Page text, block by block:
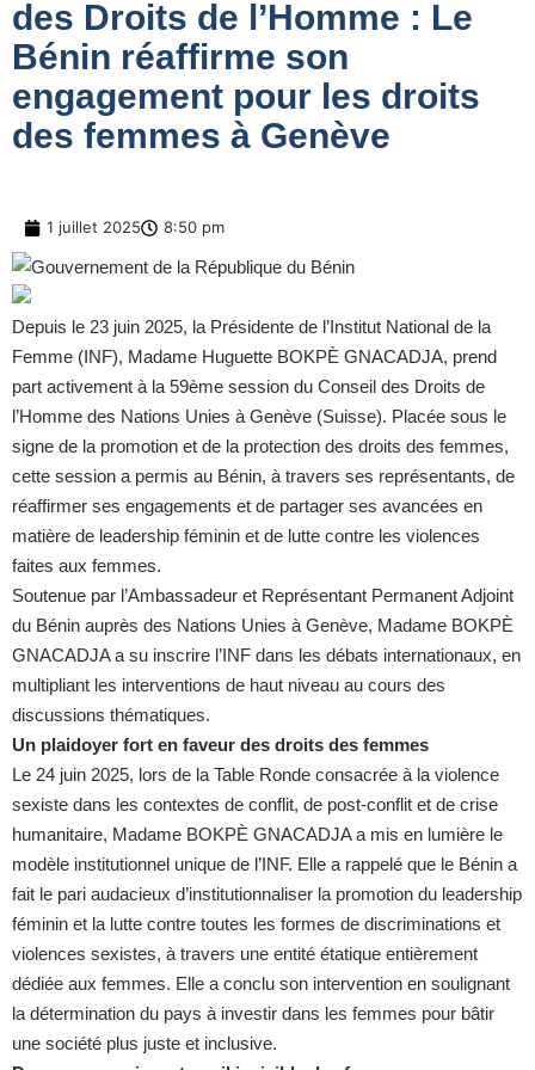
des Droits de l’Homme : Le
Bénin réaffirme son
engagement pour les droits
des femmes à Genève
1 juillet 2025 8:50 pm
Depuis le 23 juin 2025, la Présidente de l’Institut National de la
Femme (INF), Madame Huguette BOKPÈ GNACADJA, prend
part activement à la 59ème session du Conseil des Droits de
l’Homme des Nations Unies à Genève (Suisse). Placée sous le
signe de la promotion et de la protection des droits des femmes,
cette session a permis au Bénin, à travers ses représentants, de
réaffirmer ses engagements et de partager ses avancées en
matière de leadership féminin et de lutte contre les violences
faites aux femmes.
Soutenue par l’Ambassadeur et Représentant Permanent Adjoint
du Bénin auprès des Nations Unies à Genève, Madame BOKPÈ
GNACADJA a su inscrire l’INF dans les débats internationaux, en
multipliant les interventions de haut niveau au cours des
discussions thématiques.
Un plaidoyer fort en faveur des droits des femmes
Le 24 juin 2025, lors de la Table Ronde consacrée à la violence
sexiste dans les contextes de conflit, de post-conflit et de crise
humanitaire, Madame BOKPÈ GNACADJA a mis en lumière le
modèle institutionnel unique de l’INF. Elle a rappelé que le Bénin a
fait le pari audacieux d’institutionnaliser la promotion du leadership
féminin et la lutte contre toutes les formes de discriminations et
violences sexistes, à travers une entité étatique entièrement
dédiée aux femmes. Elle a conclu son intervention en soulignant
la détermination du pays à investir dans les femmes pour bâtir
une société plus juste et inclusive.